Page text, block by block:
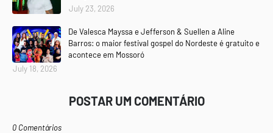
July 23, 2026
De Valesca Mayssa e Jefferson & Suellen a Aline
Barros: o maior festival gospel do Nordeste é gratuito e
acontece em Mossoró
July 18, 2026
POSTAR UM COMENTÁRIO
0 Comentários